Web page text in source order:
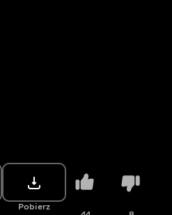
Pobierz